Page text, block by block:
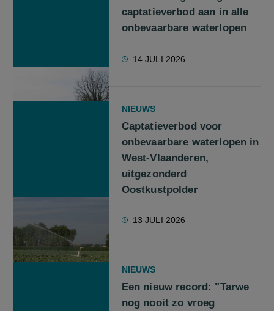
captatieverbod aan in alle
onbevaarbare waterlopen
14 JULI 2026
NIEUWS
Captatieverbod voor
onbevaarbare waterlopen in
West-Vlaanderen,
uitgezonderd
Oostkustpolder
13 JULI 2026
NIEUWS
Een nieuw record: "Tarwe
nog nooit zo vroeg